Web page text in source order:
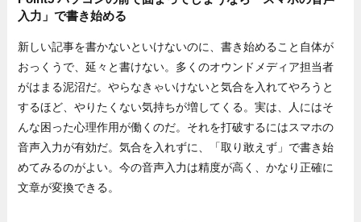
入力」で書き始める
新しい記事を書かないといけないのに、書き始めること自体が
おっくうで、延々と書けない。多くのオウンドメディア担当者
がはまる泥沼だ。やらなきゃいけないと気合を入れてやろうと
するほど、やりたくない気持ちが増してくる。実は、人にはそ
んな困った心理作用が働くのだ。それを打破するにはスマホの
音声入力が有効だ。気合を入れずに、「取り敢えず」で書き始
めてみるのがよい。今の音声入力は精度が高く、かなり正確に
文章が変換できる。